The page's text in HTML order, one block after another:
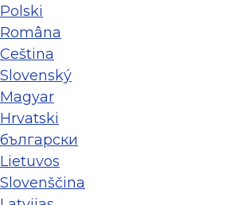
Polski
Româna
Ceština
Slovenský
Magyar
Hrvatski
български
Lietuvos
Slovenščina